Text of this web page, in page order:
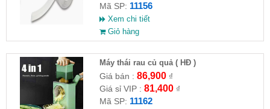
Mã SP: 11156
Xem chi tiết
Giỏ hàng
Máy thái rau củ quả ( HĐ )
Giá bán : 86,900₫
Giá sỉ VIP : 81,400₫
Mã SP: 11162